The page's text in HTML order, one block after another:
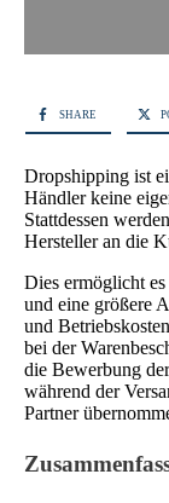
SHARE
Dropshipping ist
Händler keine
Stattdessen
Hersteller an die
Dies ermöglicht
und eine größere
und
bei der
die Bewerbung
während der
Partner